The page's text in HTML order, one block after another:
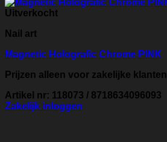
Uitverkocht
Nail art
Magnetic Holografic Chrome PINK
Prijzen alleen voor zakelijke klanten
Artikel nr: 118073 / 8718634096093
Zakelijk inloggen